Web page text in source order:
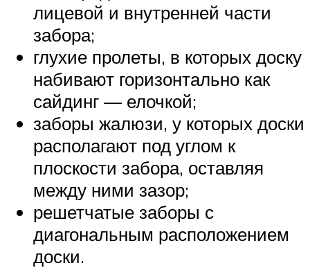
лицевой и внутренней части
забора;
глухие пролеты, в которых доску
набивают горизонтально как
сайдинг — елочкой;
заборы жалюзи, у которых доски
располагают под углом к
плоскости забора, оставляя
между ними зазор;
решетчатые заборы с
диагональным расположением
доски.